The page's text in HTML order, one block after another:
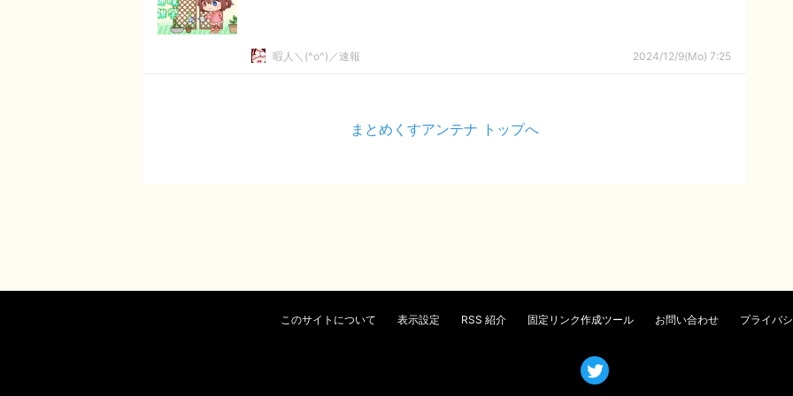
暇人＼(^o^)／速報 2024/12/9(Mo) 7:25
まとめくすアンテナ トップへ
このサイトについて 表示設定 RSS 紹介 固定リンク作成ツール お問い合わせ プライバ